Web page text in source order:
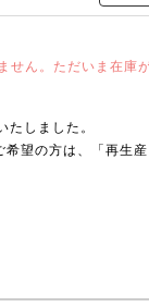
せん。ただいま在庫
しました。
望の方は、「再生